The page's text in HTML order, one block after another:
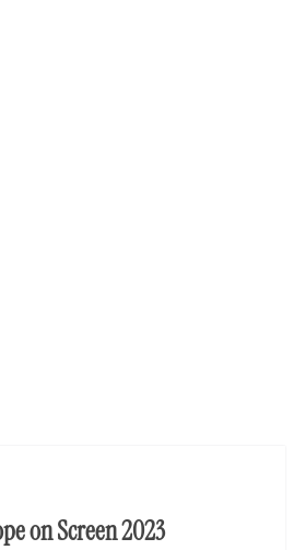
on Screen 2023